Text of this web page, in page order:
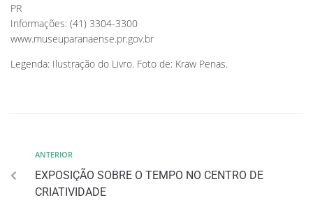
PR
Informações: (41) 3304-3300
www.museuparanaense.pr.gov.br
Legenda: Ilustração do Livro. Foto de: Kraw Penas.
ANTERIOR
EXPOSIÇÃO SOBRE O TEMPO NO CENTRO DE
CRIATIVIDADE